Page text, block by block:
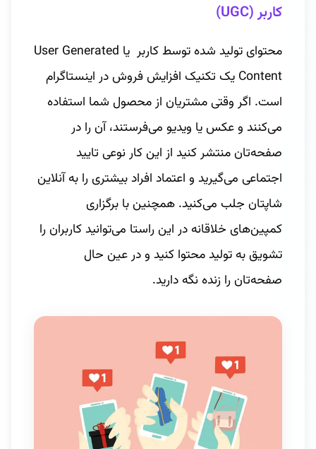
کاربر (UGC)
محتوای تولید شده توسط کاربر یا User Generated
Content یک تکنیک افزایش فروش در اینستاگرام
است. اگر وقتی مشتریان از محصول شما استفاده
می‌کنند و عکس یا ویدیو می‌فرستند، آن را در
صفحه‌تان منتشر کنید از این کار نوعی تایید
اجتماعی می‌گیرید و اعتماد افراد بیشتری را به آنلاین
شاپتان جلب می‌کنید. همچنین با برگزاری
کمپین‌های خلاقانه در این راستا می‌توانید کاربران را
تشویق به تولید محتوا کنید و در عین حال
صفحه‌تان را زنده نگه دارید.